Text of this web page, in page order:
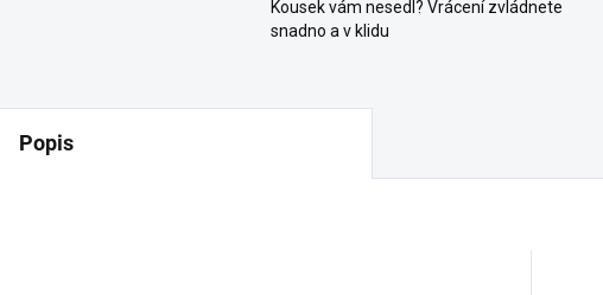
Kousek vám nesedl? Vrácení zvládnete
snadno a v klidu
Popis